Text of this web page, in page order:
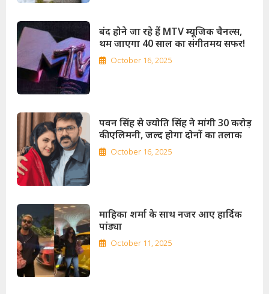
बंद होने जा रहे हैं MTV म्यूजिक चैनल्स,
थम जाएगा 40 साल का संगीतमय सफर!
October 16, 2025
पवन सिंह से ज्योति सिंह ने मांगी 30 करोड़
की एलिमनी, जल्द होगा दोनों का तलाक
October 16, 2025
माहिका शर्मा के साथ नजर आए हार्दिक
पांड्या
October 11, 2025